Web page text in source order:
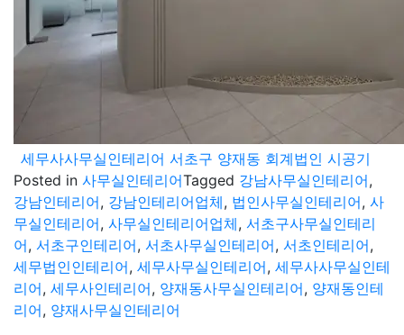
세무사사무실인테리어 서초구 양재동 회계법인 시공기
Posted in 사무실인테리어Tagged 강남사무실인테리어,
강남인테리어, 강남인테리어업체, 법인사무실인테리어, 사
무실인테리어, 사무실인테리어업체, 서초구사무실인테리
어, 서초구인테리어, 서초사무실인테리어, 서초인테리어,
세무법인인테리어, 세무사무실인테리어, 세무사사무실인테
리어, 세무사인테리어, 양재동사무실인테리어, 양재동인테
리어, 양재사무실인테리어